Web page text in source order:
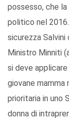
possesso, che la
politico nel
sicurezza
Ministro Minniti
si deve
giovane mamma
prioritaria in uno
donna di